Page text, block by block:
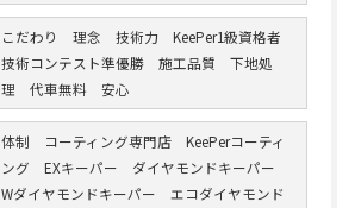
こだわり 理念 技術力 KeePer1級資格者
技術コンテスト準優勝 施工品質 下地処
理 代車無料 安心
体制 コーティング専門店 KeePerコーティ
ング EXキーパー ダイヤモンドキーパー
Wダイヤモンドキーパー エコダイヤモンド